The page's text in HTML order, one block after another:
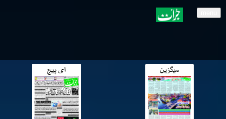
میگزین ای پیج